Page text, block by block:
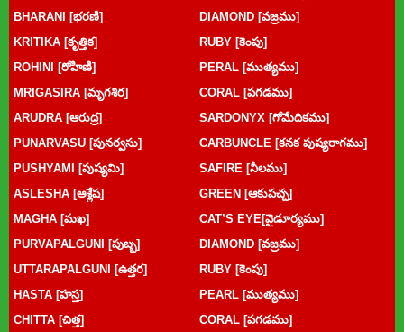
BHARANI [భరణి]
DIAMOND [వజ్రము]
KRITIKA [కృత్తిక]
RUBY [కెంపు]
ROHINI [రోహిణి]
PERAL [ముత్యము]
MRIGASIRA [మృగశిర]
CORAL [పగడము]
ARUDRA [ఆరుద్ర]
SARDONYX [గోమేదికము]
PUNARVASU [పునర్వసు]
CARBUNCLE [కనక పుష్యరాగము]
PUSHYAMI [పుష్యమి]
SAFIRE [నీలము]
ASLESHA [ఆశ్లేష]
GREEN [ఆకుపచ్చ]
MAGHA [మఖ]
CAT’S EYE[వైడూర్యము]
PURVAPALGUNI [పుబ్బ]
DIAMOND [వజ్రము]
UTTARAPALGUNI [ఉత్తర]
RUBY [కెంపు]
HASTA [హస్త]
PEARL [ముత్యము]
CHITTA [చిత్త]
CORAL [పగడము]